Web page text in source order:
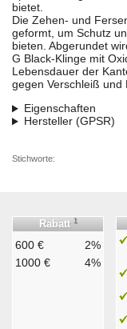
bietet.
Die Zehen- und
geformt, um Schutz
bieten. Abgerundet
G Black-Klinge mit
Lebensdauer der
gegen Verschleiß und
Eigenschaften
Hersteller (GPSR)
Stichworte:
Rabatt 1
600 €
2%
1000 €
4%